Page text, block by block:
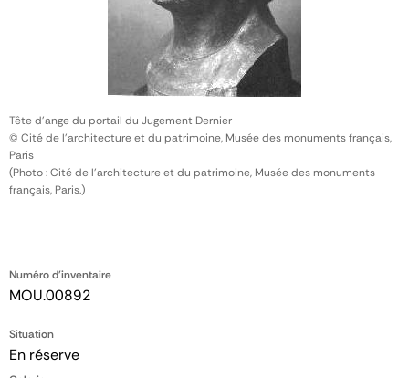
Numéro d'inventaire
MOU.00892
Situation
En réserve
Tête d'ange du portail du Jugement Dernier
© Cité de l'architecture et du patrimoine, Musée des monuments français,
Paris
(Photo : Cité de l'architecture et du patrimoine, Musée des monuments
français, Paris.)